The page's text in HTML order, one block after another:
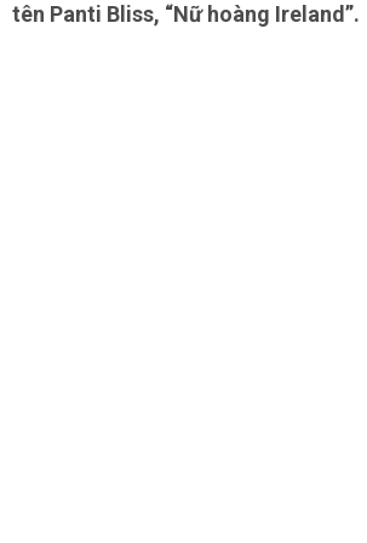
tên Panti Bliss, “Nữ hoàng Ireland”.